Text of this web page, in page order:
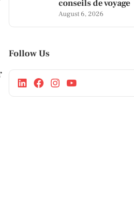
conseils de voyage
August 6, 2026
Follow Us